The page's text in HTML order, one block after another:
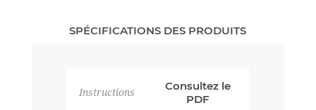
SPÉCIFICATIONS DES PRODUITS
Instructions
Consultez le
PDF